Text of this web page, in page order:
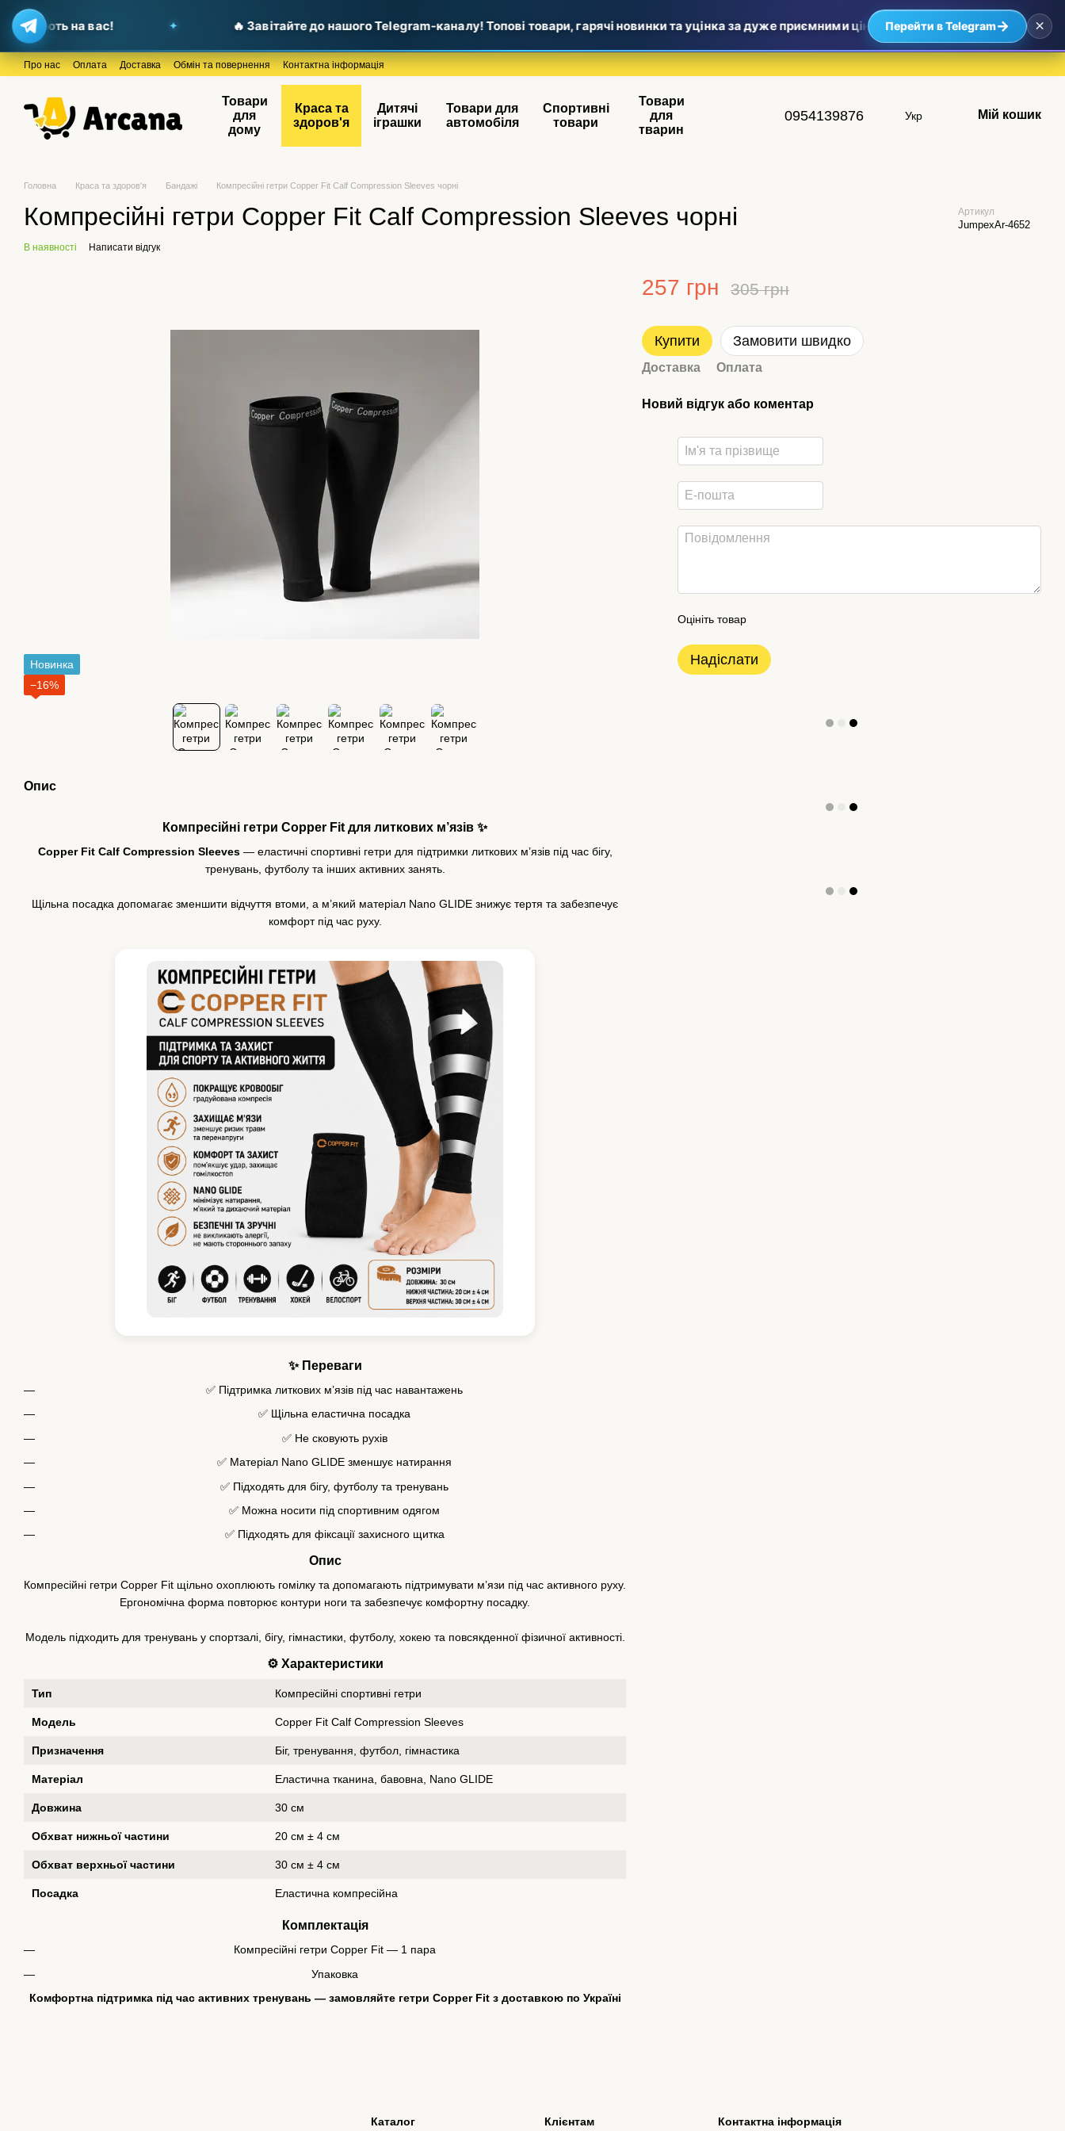
на вас! 🔥 Завітайте до нашого Telegram-каналу! Топові товари, гарячі новинки та уцінка за дуже приємними цінами — найвигідніші пропозиції
Перейти в Telegram→ ×
Перейти до основного контенту
Про нас Оплата Доставка Обмін та повернення Контактна інформація
Товари
для
дому
Краса та
здоров'я
Дитячі
іграшки
Товари для
автомобіля
Спортивні
товари
Товари
для
тварин
0954139876 Укр Мій кошик
Головна Краса та здоров'я Бандажі Компресійні гетри Copper Fit Calf Compression Sleeves чорні
Компресійні гетри Copper Fit Calf Compression Sleeves чорні Артикул
JumpexAr-4652
В наявності Написати відгук
Новинка
−16%
Опис
Компресійні гетри Copper Fit для литкових м’язів ✨
Copper Fit Calf Compression Sleeves— еластичні спортивні гетри для підтримки литкових м’язів під час бігу,
тренувань, футболу та інших активних занять.
Щільна посадка допомагає зменшити відчуття втоми, а м’який матеріал Nano GLIDE знижує тертя та забезпечує
комфорт під час руху.
✨ Переваги
✅ Підтримка литкових м’язів під час навантажень
✅ Щільна еластична посадка
✅ Не сковують рухів
✅ Матеріал Nano GLIDE зменшує натирання
✅ Підходять для бігу, футболу та тренувань
✅ Можна носити під спортивним одягом
✅ Підходять для фіксації захисного щитка
Опис
Компресійні гетри Copper Fit щільно охоплюють гомілку та допомагають підтримувати м’язи під час активного руху.
Ергономічна форма повторює контури ноги та забезпечує комфортну посадку.
Модель підходить для тренувань у спортзалі, бігу, гімнастики, футболу, хокею та повсякденної фізичної активності.
⚙️ Характеристики
Тип Компресійні спортивні гетри
Модель Copper Fit Calf Compression Sleeves
Призначення Біг, тренування, футбол, гімнастика
Матеріал Еластична тканина, бавовна, Nano GLIDE
Довжина 30 см
Обхват нижньої частини 20 см ± 4 см
Обхват верхньої частини 30 см ± 4 см
Посадка Еластична компресійна
Комплектація
Компресійні гетри Copper Fit — 1 пара
Упаковка
Комфортна підтримка під час активних тренувань — замовляйте гетри Copper Fit з доставкою по Україні
257 грн 305 грн
Купити Замовити швидко
Доставка Оплата
Новий відгук або коментар
Оцініть товар
Надіслати
Каталог Клієнтам Контактна інформація